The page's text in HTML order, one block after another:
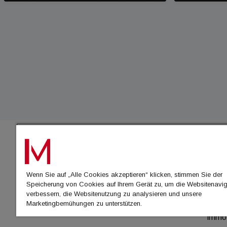
Wenn Sie auf „Alle Cookies akzeptieren“ klicken, stimmen Sie der
Speicherung von Cookies auf Ihrem Gerät zu, um die
verbessern, die Websitenutzung zu analysieren und unsere
Marketingbemühungen zu unterstützen.